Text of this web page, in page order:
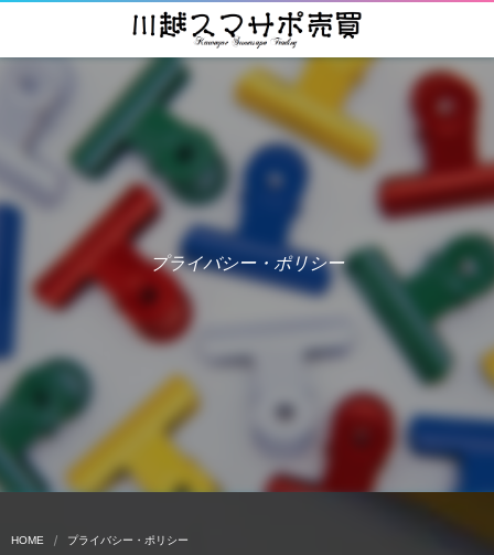
プライバシー・ポリシー
HOME プライバシー・ポリシー